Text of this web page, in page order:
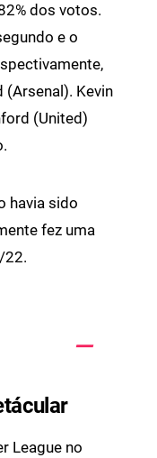
dos votos.
e o
(Arsenal). Kevin
(United)
havia sido
fez uma
22.
League no